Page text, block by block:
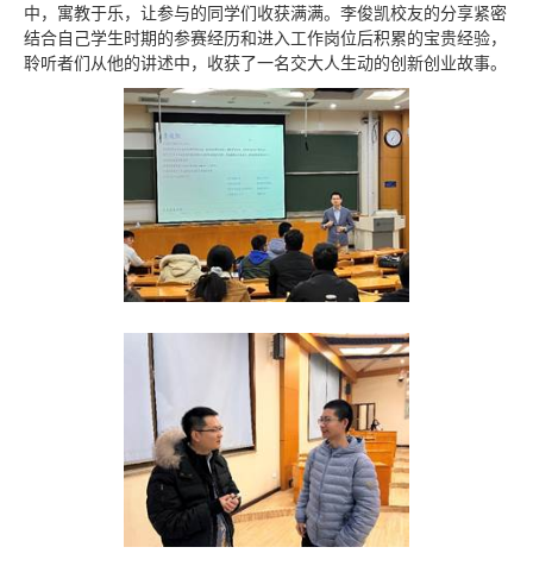
中，寓教于乐，让参与的同学们收获满满。李俊凯校友的分享紧密
结合自己学生时期的参赛经历和进入工作岗位后积累的宝贵经验，
聆听者们从他的讲述中，收获了一名交大人生动的创新创业故事。